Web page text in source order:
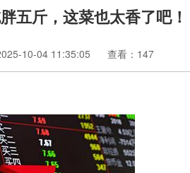
五斤，这菜也太香了吧！
10-04 11:35:05 查看：147